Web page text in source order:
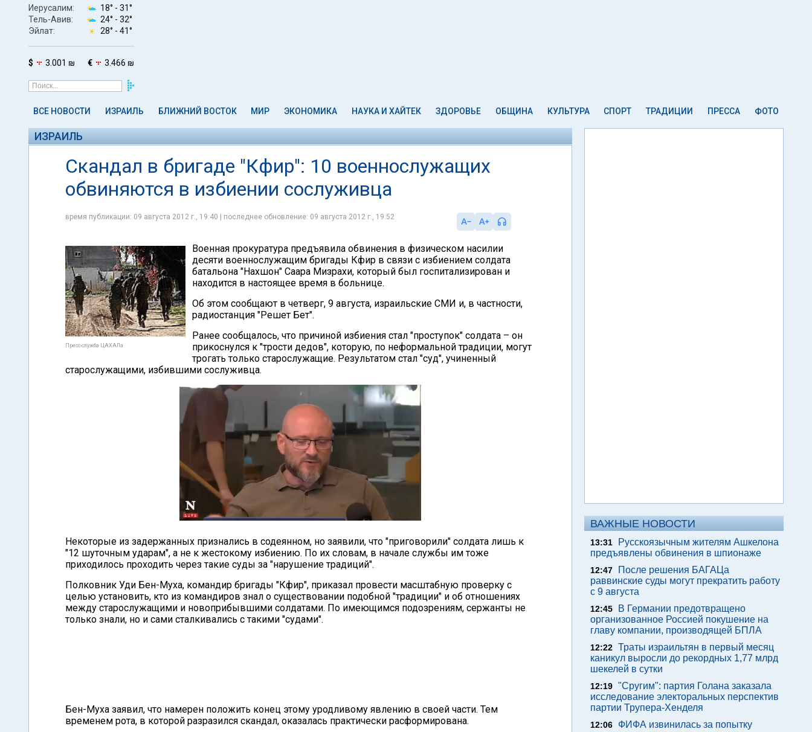
Иерусалим: 18° - 31°
Тель-Авив:
24° - 32°
Эйлат:
28° - 41°
$ 3.001 ₪ € 3.466 ₪
ВСЕ НОВОСТИ ИЗРАИЛЬ БЛИЖНИЙ ВОСТОК МИР ЭКОНОМИКА НАУКА И ХАЙТЕК ЗДОРОВЬЕ ОБЩИНА КУЛЬТУРА СПОРТ ТРАДИЦИИ ПРЕССА ФОТО
ИЗРАИЛЬ
Скандал в бригаде "Кфир": 10 военнослужащих
обвиняются в избиении сослуживца
время публикации: 09 августа 2012 г., 19:40 | последнее обновление: 09 августа 2012 г., 19:52
Пресс-служба ЦАХАЛа
Военная прокуратура предъявила обвинения в физическом насилии
десяти военнослужащим бригады Кфир в связи с избиением солдата
батальона "Нахшон" Саара Мизрахи, который был госпитализирован и
находится в настоящее время в больнице.
Об этом сообщают в четверг, 9 августа, израильские СМИ и, в частности,
радиостанция "Решет Бет".
Ранее сообщалось, что причиной избиения стал "проступок" солдата – он
прикоснулся к "трости дедов", которую, по неформальной традиции, могут
трогать только старослужащие. Результатом стал "суд", учиненный
старослужащими, избившими сослуживца.
Некоторые из задержанных признались в содеянном, но заявили, что "приговорили" солдата лишь к
"12 шуточным ударам", а не к жестокому избиению. По их словам, в начале службы им тоже
приходилось проходить через такие суды за "нарушение традиций".
Полковник Уди Бен-Муха, командир бригады "Кфир", приказал провести масштабную проверку с
целью установить, кто из командиров знал о существовании подобной "традиции" и об отношениях
между старослужащими и новоприбывшими солдатами. По имеющимся подозрениям, сержанты не
только знали, но и сами сталкивались с такими "судами".
Бен-Муха заявил, что намерен положить конец этому уродливому явлению в своей части. Тем
временем рота, в которой разразился скандал, оказалась практически расформирована.
ВАЖНЫЕ НОВОСТИ
13:31
Русскоязычным жителям Ашкелона
предъявлены обвинения в шпионаже
12:47
После решения БАГАЦа
раввинские суды могут прекратить работу
с 9 августа
12:45
В Германии предотвращено
организованное Россией покушение на
главу компании, производящей БПЛА
12:22 Траты израильтян в первый месяц
каникул выросли до рекордных 1,77 млрд
шекелей в сутки
12:19 "Сругим": партия Голана заказала
исследование электоральных перспектив
партии Трупера-Хенделя
12:06
ФИФА извинилась за попытку